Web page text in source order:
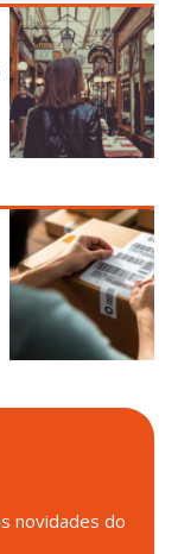
novidades do